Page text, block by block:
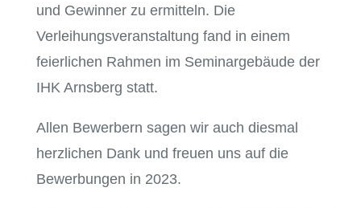
und Gewinner zu ermitteln. Die
Verleihungsveranstaltung fand in einem
feierlichen Rahmen im Seminargebäude der
IHK Arnsberg statt.
Allen Bewerbern sagen wir auch diesmal
herzlichen Dank und freuen uns auf die
Bewerbungen in 2023.